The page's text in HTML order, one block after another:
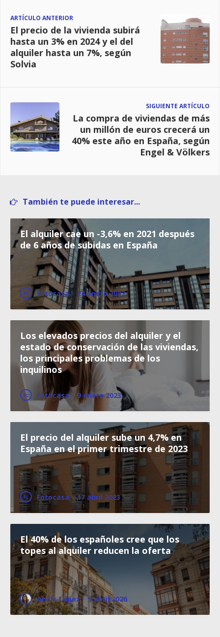
ARTÍCULO ANTERIOR
El precio de la vivienda subirá
hasta un 3% en 2024 y el del
alquiler hasta un 7%, según
Solvia
SIGUIENTE ARTÍCULO
La compra de viviendas de más
un millón de euros crecerá un
40% este año en España, según
Engel & Völkers
También te puede interesar...
El alquiler cae un -3,6% en 2021 después
de 6 años de subidas en España
Fotocasa · 24 enero 2022
Los elevados precios del alquiler y el
estado de conservación de las viviendas,
los principales problemas de los
inquilinos
Fotocasa · 9 enero 2023
El precio del alquiler sube un 4,7% en
España en el primer trimestre de 2023
Fotocasa · 17 abril 2023
El 40% de los españoles cree que los
topes al alquiler reducen la oferta
Anaïs López · 9 abril 2026